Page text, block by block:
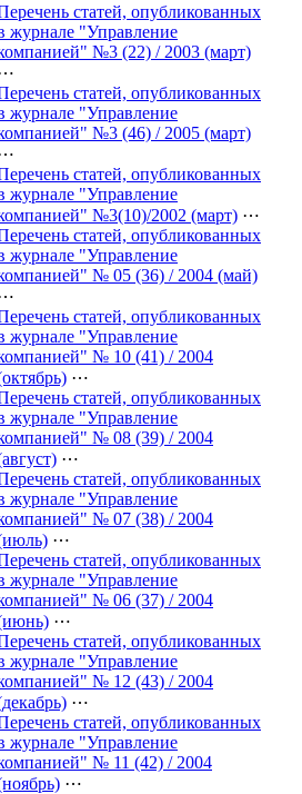
статей, опубликованных
журнале "Управление
№3 (22) / 2003 (март)
статей, опубликованных
журнале "Управление
№3 (46) / 2005 (март)
статей, опубликованных
журнале "Управление
№3(10)/2002 (март) ⋯
статей, опубликованных
журнале "Управление
№ 05 (36) / 2004 (май)
статей, опубликованных
журнале "Управление
№ 10 (41) / 2004
⋯
статей, опубликованных
журнале "Управление
№ 08 (39) / 2004
⋯
статей, опубликованных
журнале "Управление
№ 07 (38) / 2004
⋯
статей, опубликованных
журнале "Управление
№ 06 (37) / 2004
⋯
статей, опубликованных
журнале "Управление
№ 12 (43) / 2004
⋯
статей, опубликованных
журнале "Управление
№ 11 (42) / 2004
⋯